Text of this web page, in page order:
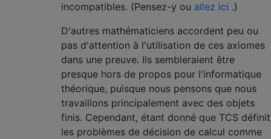
incompatibles. (Pensez-y ou allez ici .)
D'autres mathématiciens accordent peu ou
pas d'attention à l'utilisation de ces axiomes
dans une preuve. Ils sembleraient être
presque hors de propos pour l'informatique
théorique, puisque nous pensons que nous
travaillons principalement avec des objets
finis. Cependant, étant donné que TCS définit
les problèmes de décision de calcul comme